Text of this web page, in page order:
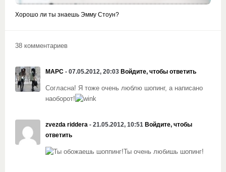
Хорошо ли ты знаешь Эмму Стоун?
38 комментариев
МАРС - 07.05.2012, 20:03 Войдите, чтобы ответить
Согласна! Я тоже очень люблю шопинг, а написано
наоборот!
zvezda riddera - 21.05.2012, 10:51 Войдите, чтобы
ответить
Ты очень любишь шопинг!